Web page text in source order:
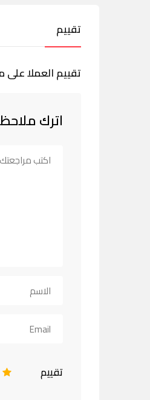
تقييم
تقييم العملا
اترك
تقييم